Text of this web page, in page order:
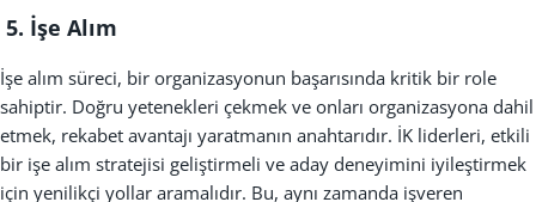
5. İşe Alım
İşe alım süreci, bir organizasyonun başarısında kritik bir role
sahiptir. Doğru yetenekleri çekmek ve onları organizasyona dahil
etmek, rekabet avantajı yaratmanın anahtarıdır. İK liderleri, etkili
bir işe alım stratejisi geliştirmeli ve aday deneyimini iyileştirmek
için yenilikçi yollar aramalıdır. Bu, aynı zamanda işveren